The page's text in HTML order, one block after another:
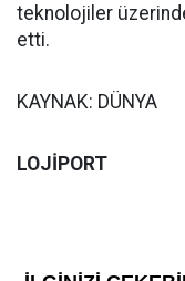
teknolojiler
etti.
KAYNAK: DÜNYA
LOJİPORT